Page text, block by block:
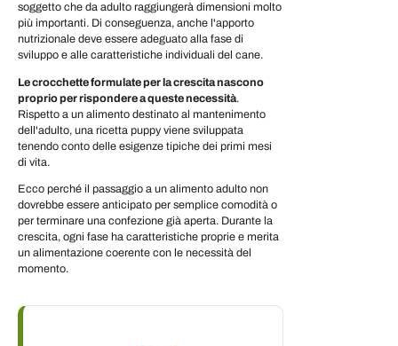
soggetto che da adulto raggiungerà dimensioni molto
più importanti. Di conseguenza, anche l'apporto
nutrizionale deve essere adeguato alla fase di
sviluppo e alle caratteristiche individuali del cane.
Le crocchette formulate per la crescita nascono
proprio per rispondere a queste necessità.
Rispetto a un alimento destinato al mantenimento
dell'adulto, una ricetta puppy viene sviluppata
tenendo conto delle esigenze tipiche dei primi mesi
di vita.
Ecco perché il passaggio a un alimento adulto non
dovrebbe essere anticipato per semplice comodità o
per terminare una confezione già aperta. Durante la
crescita, ogni fase ha caratteristiche proprie e merita
un alimentazione coerente con le necessità del
momento.